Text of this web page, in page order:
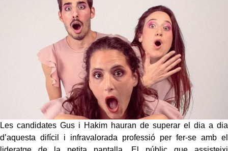
Les candidates Gus i Hakim hauran de superar el dia a dia
d’aquesta difícil i infravalorada professió per fer-se amb el